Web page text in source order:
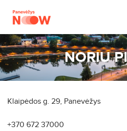
NORIU
Klaipėdos g. 29, Panevėžys
+370 672 37000